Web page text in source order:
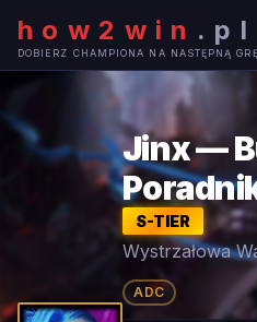
how2win . pl
DOBIERZ CHAMPIONA NA NASTĘPNĄ GRĘ
Jinx —
S-TIER
Wystrzałowa
ADC